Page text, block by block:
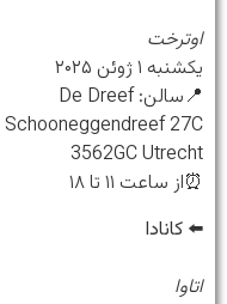
اوترخت
یکشنبه ۱ ژوئن ۲۰۲۵
📍سالن: De Dreef
Schooneggendreef 27C
3562GC Utrecht
⏰از ساعت ۱۱ تا ۱۸
⬅️ کانادا
اتاوا